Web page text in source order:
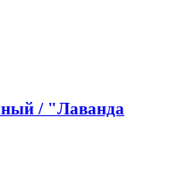
/ "Лаванда